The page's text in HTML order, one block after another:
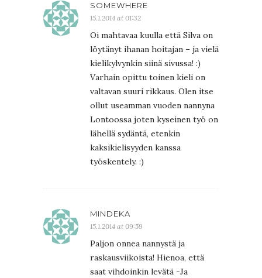
SOMEWHERE
15.1.2014 at 01:32
Oi mahtavaa kuulla että Silva on
löytänyt ihanan hoitajan – ja vielä
kielikylvynkin siinä sivussa! :)
Varhain opittu toinen kieli on
valtavan suuri rikkaus. Olen itse
ollut useamman vuoden nannyna
Lontoossa joten kyseinen työ on
lähellä sydäntä, etenkin
kaksikielisyyden kanssa
työskentely. :)
MINDEKA
15.1.2014 at 09:59
Paljon onnea nannystä ja
raskausviikoista! Hienoa, että
saat vihdoinkin levätä -Ja